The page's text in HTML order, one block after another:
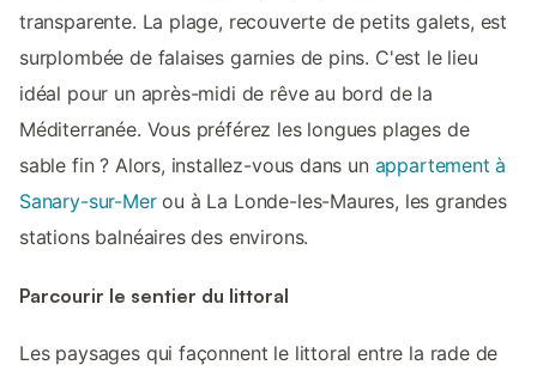
transparente. La plage, recouverte de petits galets, est
surplombée de falaises garnies de pins. C'est le lieu
idéal pour un après-midi de rêve au bord de la
Méditerranée. Vous préférez les longues plages de
sable fin ? Alors, installez-vous dans un appartement à
Sanary-sur-Merou à La Londe-les-Maures, les grandes
stations balnéaires des environs.
Parcourir le sentier du littoral
Les paysages qui façonnent le littoral entre la rade de